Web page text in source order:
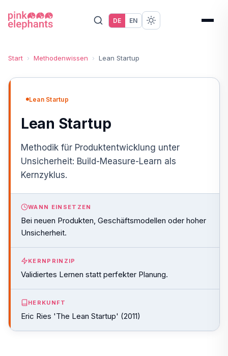
DE EN
Start › Methodenwissen › Lean Startup
Lean Startup
Lean Startup
Methodik für Produktentwicklung unter
Unsicherheit: Build-Measure-Learn als
Kernzyklus.
WANN EINSETZEN
Bei neuen Produkten, Geschäftsmodellen oder hoher
Unsicherheit.
KERNPRINZIP
Validiertes Lernen statt perfekter Planung.
HERKUNFT
Eric Ries 'The Lean Startup' (2011)